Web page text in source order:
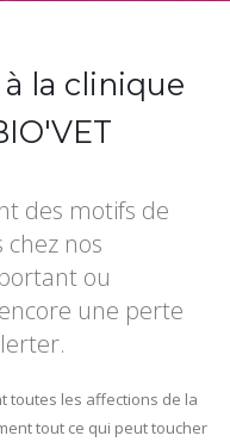
la clinique
des motifs de
nos
ou
une perte
toutes les affections de la
tout ce qui peut toucher